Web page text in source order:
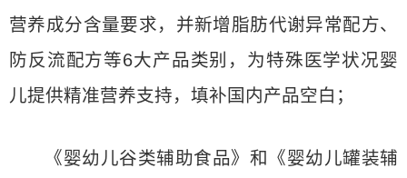
营养成分含量要求，并新增脂肪代谢异常配方、
防反流配方等6大产品类别，为特殊医学状况婴
儿提供精准营养支持，填补国内产品空白；
《婴幼儿谷类辅助食品》和《婴幼儿罐装辅